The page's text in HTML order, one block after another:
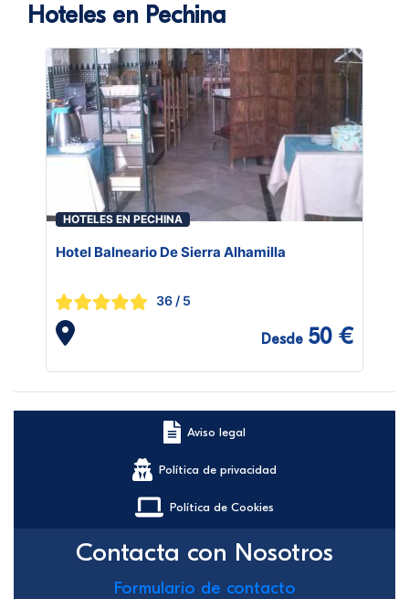
Hoteles en Pechina
HOTELES EN PECHINA
Hotel Balneario De Sierra Alhamilla
36 / 5
Desde 50 €
Aviso legal
Política de privacidad
Política de Cookies
Contacta con Nosotros
Formulario de contacto